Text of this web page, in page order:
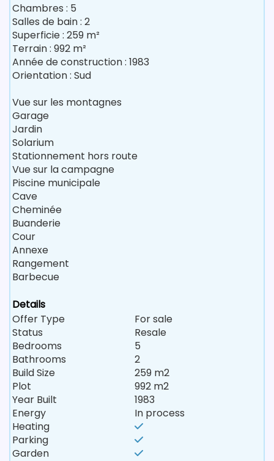
Chambres : 5
Salles de bain : 2
Superficie : 259 m²
Terrain : 992 m²
Année de construction : 1983
Orientation : Sud
Vue sur les montagnes
Garage
Jardin
Solarium
Stationnement hors route
Vue sur la campagne
Piscine municipale
Cave
Cheminée
Buanderie
Cour
Annexe
Rangement
Barbecue
Details
Offer Type
For sale
Status
Resale
Bedrooms
5
Bathrooms
2
Build Size
259 m2
Plot
992 m2
Year Built
1983
Energy
In process
Heating
Parking
Garden